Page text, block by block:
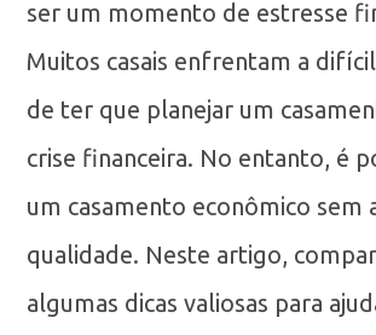
ser um momento de estresse
Muitos casais enfrentam a
de ter que planejar um
crise financeira. No entanto, é
um casamento econômico sem
qualidade. Neste artigo,
algumas dicas valiosas para